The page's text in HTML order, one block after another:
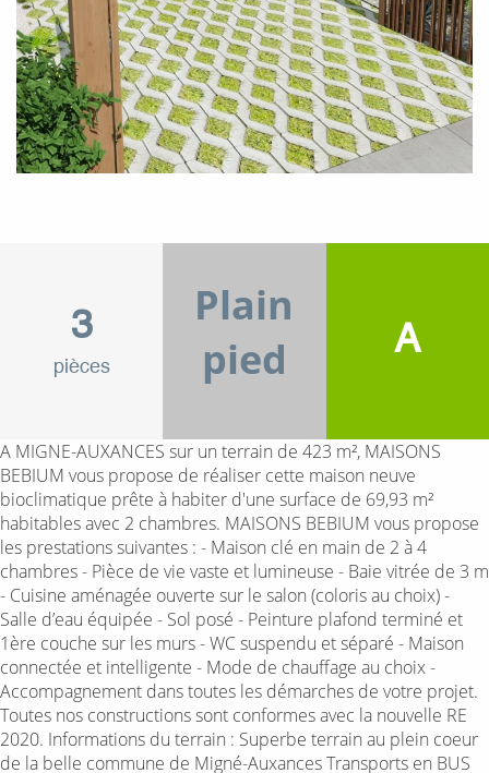
3
pièces
Plain
pied
A
A MIGNE-AUXANCES sur un terrain de 423 m², MAISONS
BEBIUM vous propose de réaliser cette maison neuve
bioclimatique prête à habiter d'une surface de 69,93 m²
habitables avec 2 chambres. MAISONS BEBIUM vous propose
les prestations suivantes : - Maison clé en main de 2 à 4
chambres - Pièce de vie vaste et lumineuse - Baie vitrée de 3 m
- Cuisine aménagée ouverte sur le salon (coloris au choix) -
Salle d’eau équipée - Sol posé - Peinture plafond terminé et
1ère couche sur les murs - WC suspendu et séparé - Maison
connectée et intelligente - Mode de chauffage au choix -
Accompagnement dans toutes les démarches de votre projet.
Toutes nos constructions sont conformes avec la nouvelle RE
2020. Informations du terrain : Superbe terrain au plein coeur
de la belle commune de Migné-Auxances Transports en BUS